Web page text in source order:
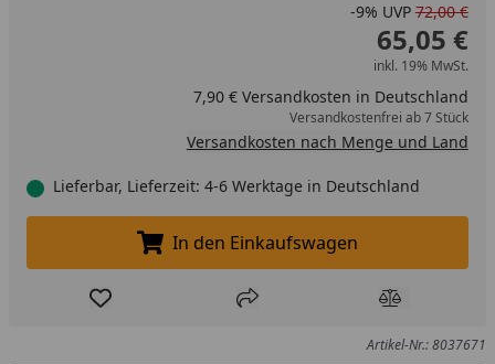
-9% UVP 72,00 €
65,05 €
inkl. 19% MwSt.
7,90 € Versandkosten in Deutschland
Versandkostenfrei ab 7 Stück
Versandkosten nach Menge und Land
Lieferbar, Lieferzeit: 4-6 Werktage in Deutschland
In den Einkaufswagen legen
In den Einkaufswagen
Produkt zur Wunschliste hinzufügen
Teilen Produkt
Artikel-Nr.: 8037671